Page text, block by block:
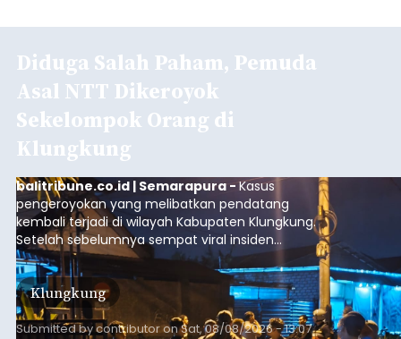
Diduga Salah Paham, Pemuda
Asal NTT Dikeroyok
Sekelompok Orang di
Klungkung
balitribune.co.id | Semarapura -Kasus
pengeroyokan yang melibatkan pendatang
kembali terjadi di wilayah Kabupaten Klungkung.
Setelah sebelumnya sempat viral insiden
keributan di barat Pasar Galiran, peristiwa serupa
kini menimpa seorang pemuda asal Kabupaten
Sumba Barat Daya (SBD), Nusa Tenggara Timur
(NTT).
Klungkung
Submitted bycontributoronSat, 08/08/2026 - 13:07